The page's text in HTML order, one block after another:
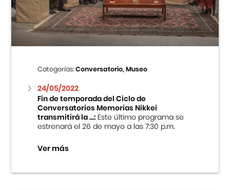
Categorías:Conversatorio, Museo
24/05/2022
Fin de temporada del Ciclo de
Conversatorios Memorias Nikkei
transmitirá la ...:Este último programa se
estrenará el 26 de mayo a las 7:30 p.m.
Ver más